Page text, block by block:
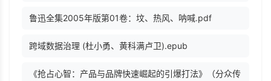
鲁迅全集2005年版第01卷：坟、热风、呐喊.pdf
跨域数据治理 (杜小勇、黄科满卢卫).epub
《抢占心智：产品与品牌快速崛起的引爆打法》（分众传